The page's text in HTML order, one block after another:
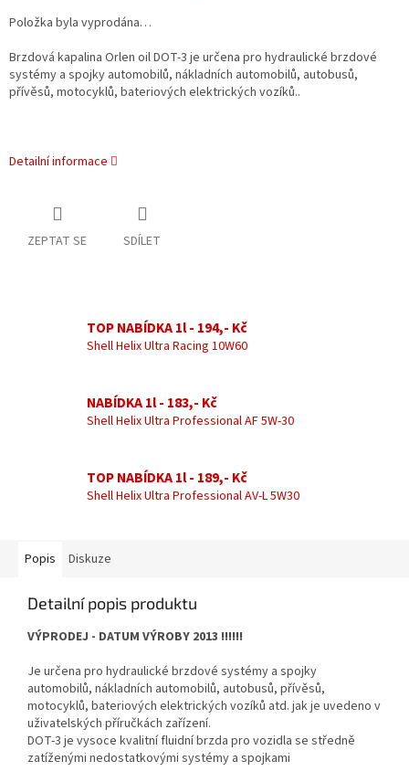
Položka byla vyprodána…
Brzdová kapalina Orlen oil DOT-3 je určena pro hydraulické brzdové
systémy a spojky automobilů, nákladních automobilů, autobusů,
přívěsů, motocyklů, bateriových elektrických vozíků..
Detailní informace
ZEPTAT SE SDÍLET
TOP NABÍDKA 1l - 194,- Kč
Shell Helix Ultra Racing 10W60
NABÍDKA 1l - 183,- Kč
Shell Helix Ultra Professional AF 5W-30
TOP NABÍDKA 1l - 189,- Kč
Shell Helix Ultra Professional AV-L 5W30
Popis Diskuze
Detailní popis produktu
VÝPRODEJ - DATUM VÝROBY 2013 !!!!!!
Je určena pro hydraulické brzdové systémy a spojky
automobilů, nákladních automobilů, autobusů, přívěsů,
motocyklů, bateriových elektrických vozíků atd. jak je uvedeno v
uživatelských příručkách zařízení.
DOT-3 je vysoce kvalitní fluidní brzda pro vozidla se středně
zatíženými nedostatkovými systémy a spojkami